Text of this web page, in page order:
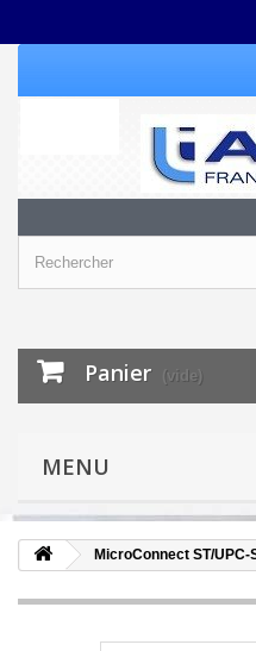
Panier (vide)
MENU
MicroConnect ST/UPC-